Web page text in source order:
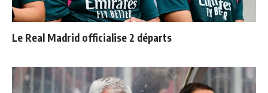
Le Real Madrid officialise 2 départs